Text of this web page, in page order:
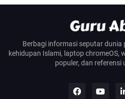
Berbagi informasi seputar dunia
kehidupan Islami, laptop chromeOS,
populer, dan referensi